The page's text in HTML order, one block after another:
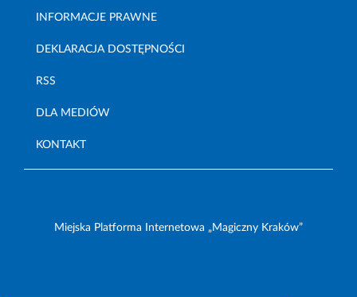
INFORMACJE PRAWNE
DEKLARACJA DOSTĘPNOŚCI
RSS
DLA MEDIÓW
KONTAKT
Miejska Platforma Internetowa „Magiczny Kraków”